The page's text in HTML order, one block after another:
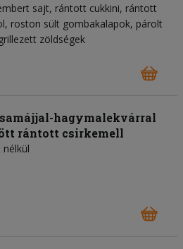
sajt, rántott cukkini, rántott
roston sült gombakalapok, párolt
zöldségek
hagymalekvárral
rántott csirkemell
nélkül